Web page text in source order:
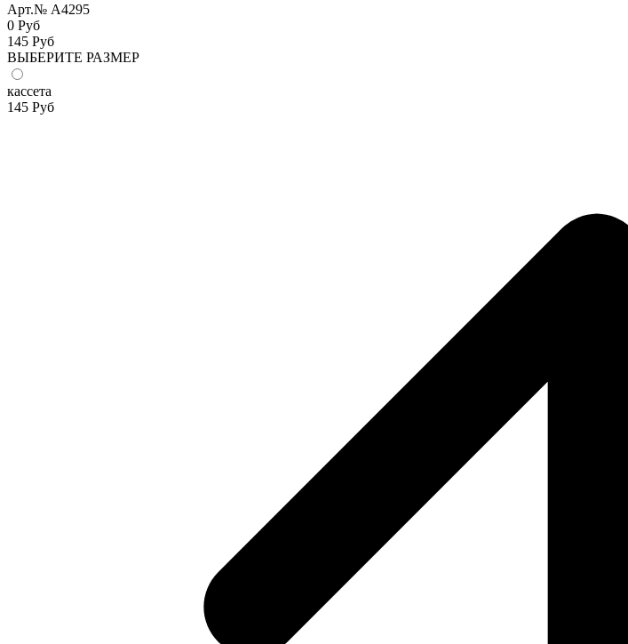
Арт.№ A4295
0 Руб
145 Руб
ВЫБЕРИТЕ РАЗМЕР
кассета
145 Руб